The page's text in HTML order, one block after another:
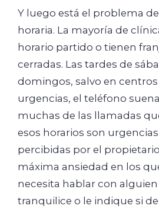
Y luego está el problema
horaria. La mayoría de
horario partido o tienen
cerradas. Las tardes de
domingos, salvo en
urgencias, el teléfono
muchas de las llamadas
esos horarios son
percibidas por el
máxima ansiedad en los
necesita hablar con
tranquilice o le indique si